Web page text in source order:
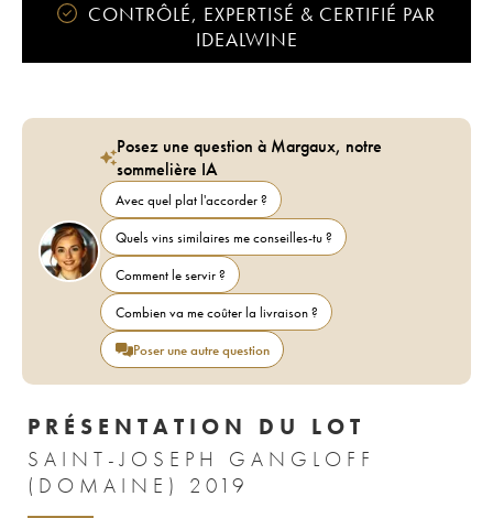
CONTRÔLÉ, EXPERTISÉ & CERTIFIÉ PAR
IDEALWINE
Posez une question à Margaux, notre
sommelière IA
Avec quel plat l'accorder ?
Quels vins similaires me conseilles-tu ?
Comment le servir ?
Combien va me coûter la livraison ?
Poser une autre question
PRÉSENTATION DU LOT
SAINT-JOSEPH GANGLOFF
(DOMAINE) 2019